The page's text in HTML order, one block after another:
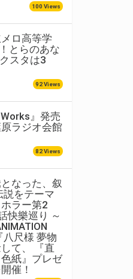
100 Views
ロ高等学
とらのあな
スタは3
92 Views
』発売
ラジオ会館
82 Views
なった、叙
説をテーマ
ラー第2
快樂巡り ～
八尺様 夢物
て、 『直
紙』プレゼ
催！